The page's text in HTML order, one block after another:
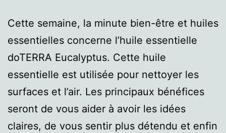
Cette semaine, la minute bien-être et huiles
essentielles concerne l’huile essentielle
doTERRA Eucalyptus. Cette huile
essentielle est utilisée pour nettoyer les
surfaces et l’air. Les principaux bénéfices
seront de vous aider à avoir les idées
claires, de vous sentir plus détendu et enfin